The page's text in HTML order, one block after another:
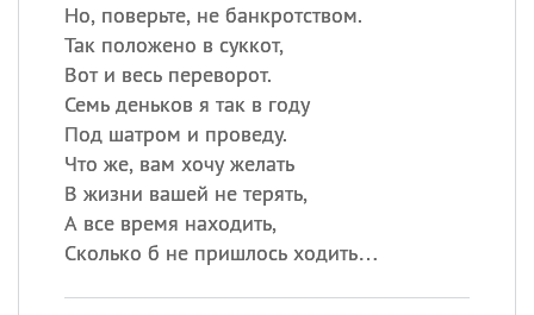
Но, поверьте, не банкротством.
Так положено в суккот,
Вот и весь переворот.
Семь деньков я так в году
Под шатром и проведу.
Что же, вам хочу желать
В жизни вашей не терять,
А все время находить,
Сколько б не пришлось ходить…